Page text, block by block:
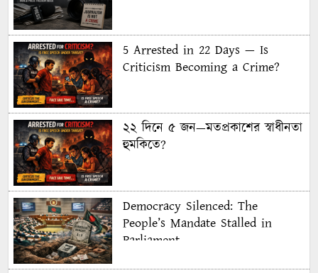
5 Arrested in 22 Days — Is
Criticism Becoming a Crime?
২২ দিনে ৫ জন—মতপ্রকাশের স্বাধীনতা
হুমকিতে?
Democracy Silenced: The
People’s Mandate Stalled in
Parliament